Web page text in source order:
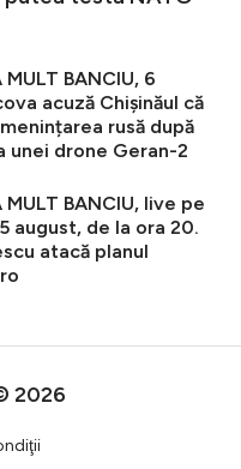
MULT BANCIU, 6
acuză Chișinăul că
rusă după
unei drone Geran-2
MULT BANCIU, live pe
august, de la ora 20.
atacă planul
2026